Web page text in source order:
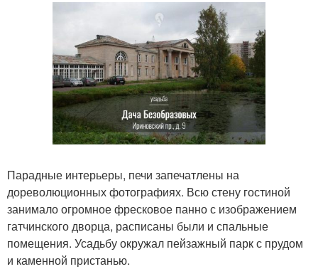
Парадные интерьеры, печи запечатлены на
дореволюционных фотографиях. Всю стену гостиной
занимало огромное фресковое панно с изображением
гатчинского дворца, расписаны были и спальные
помещения. Усадьбу окружал пейзажный парк с прудом
и каменной пристанью.